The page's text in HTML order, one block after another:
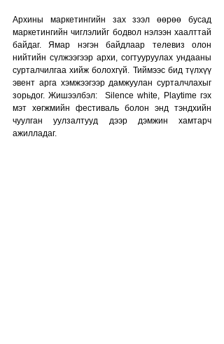
Архины маркетингийн зах зээл өөрөө бусад
маркетингийн чиглэлийг бодвол нэлээн хаалттай
байдаг. Ямар нэгэн байдлаар телевиз олон
нийтийн сүлжээгээр архи, согтууруулах ундааны
сурталчилгаа хийж болохгүй. Тиймээс бид түлхүү
эвент арга хэмжээгээр дамжуулан сурталчлахыг
зорьдог. Жишээлбэл:  Silence white, Playtime гэх
мэт хөгжмийн фестиваль болон энд тэндхийн
чуулган уулзалтууд дээр дэмжин хамтарч
ажилладаг.